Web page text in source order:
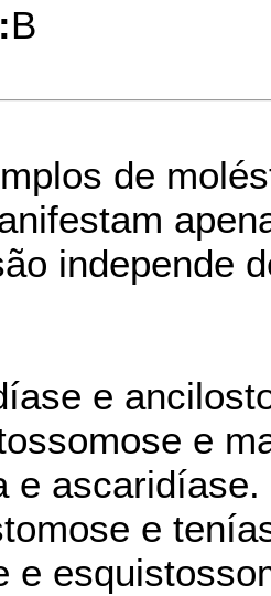
B
de
independe
e
e
e ascaridíase.
e
e